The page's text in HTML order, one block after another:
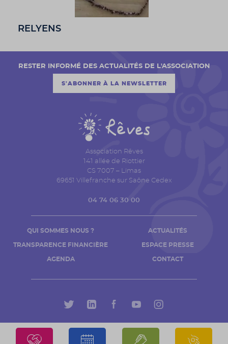
RELYENS
Association Rêves
141 allée de Riottier
CS 7007 – Limas
69651 Villefranche sur Saône Cedex
04 74 06 30 00
QUI SOMMES NOUS ?
TRANSPARENCE FINANCIÈRE
AGENDA
ACTUALITÉS
ESPACE PRESSE
CONTACT
RESTER INFORMÉ DES ACTUALITÉS DE L'ASSOCIATION
S'ABONNER À LA NEWSLETTER
Mentions légales
Politique de confidentialité